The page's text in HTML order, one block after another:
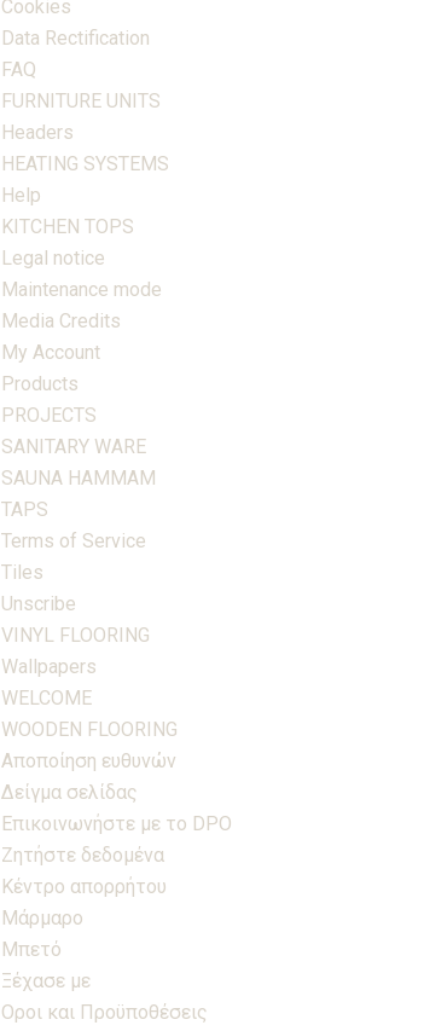
Cookies
Data Rectification
FAQ
FURNITURE UNITS
Headers
HEATING SYSTEMS
Help
KITCHEN TOPS
Legal notice
Maintenance mode
Media Credits
My Account
Products
PROJECTS
SANITARY WARE
SAUNA HAMMAM
TAPS
Terms of Service
Tiles
Unscribe
VINYL FLOORING
Wallpapers
WELCOME
WOODEN FLOORING
Αποποίηση ευθυνών
Δείγμα σελίδας
Επικοινωνήστε με το DPO
Ζητήστε δεδομένα
Κέντρο απορρήτου
Μάρμαρο
Μπετό
Ξέχασε με
Οροι και Προϋποθέσεις